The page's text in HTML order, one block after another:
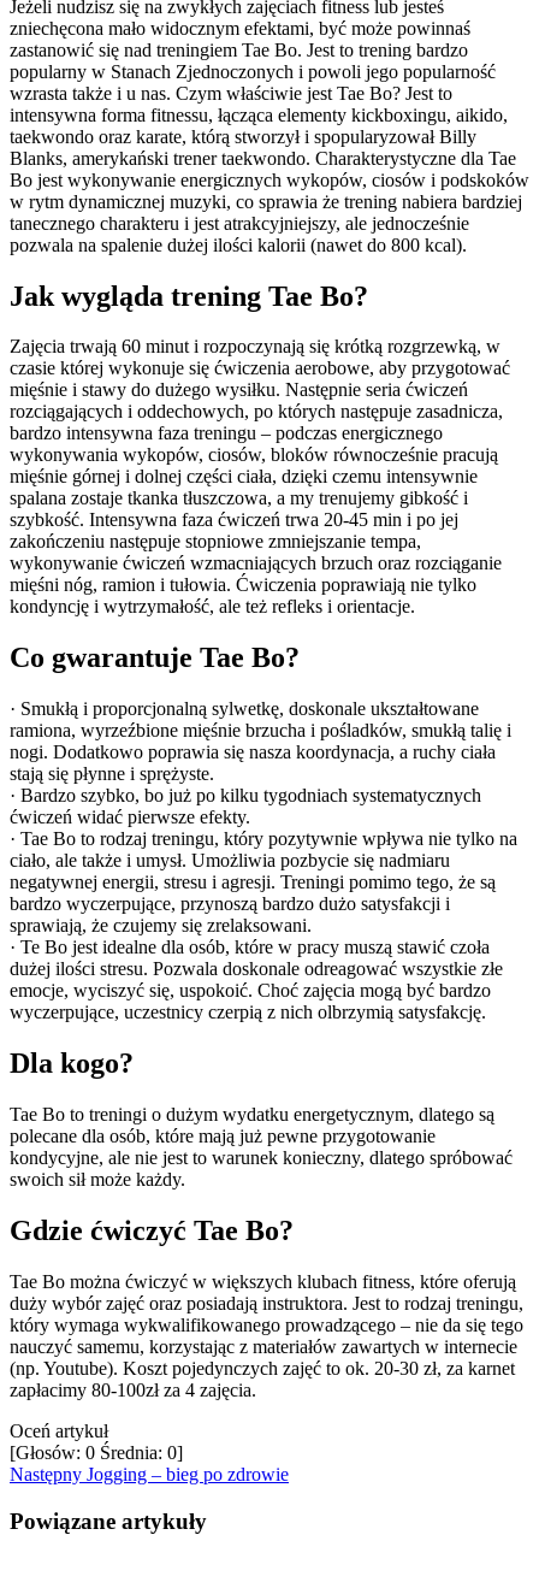
Jeżeli nudzisz się na zwykłych zajęciach fitness lub jesteś
zniechęcona mało widocznym efektami, być może powinnaś
zastanowić się nad treningiem Tae Bo. Jest to trening bardzo
popularny w Stanach Zjednoczonych i powoli jego popularność
wzrasta także i u nas. Czym właściwie jest Tae Bo? Jest to
intensywna forma fitnessu, łącząca elementy kickboxingu, aikido,
taekwondo oraz karate, którą stworzył i spopularyzował Billy
Blanks, amerykański trener taekwondo. Charakterystyczne dla Tae
Bo jest wykonywanie energicznych wykopów, ciosów i podskoków
w rytm dynamicznej muzyki, co sprawia że trening nabiera bardziej
tanecznego charakteru i jest atrakcyjniejszy, ale jednocześnie
pozwala na spalenie dużej ilości kalorii (nawet do 800 kcal).
Jak wygląda trening Tae Bo?
Zajęcia trwają 60 minut i rozpoczynają się krótką rozgrzewką, w
czasie której wykonuje się ćwiczenia aerobowe, aby przygotować
mięśnie i stawy do dużego wysiłku. Następnie seria ćwiczeń
rozciągających i oddechowych, po których następuje zasadnicza,
bardzo intensywna faza treningu – podczas energicznego
wykonywania wykopów, ciosów, bloków równocześnie pracują
mięśnie górnej i dolnej części ciała, dzięki czemu intensywnie
spalana zostaje tkanka tłuszczowa, a my trenujemy gibkość i
szybkość. Intensywna faza ćwiczeń trwa 20-45 min i po jej
zakończeniu następuje stopniowe zmniejszanie tempa,
wykonywanie ćwiczeń wzmacniających brzuch oraz rozciąganie
mięśni nóg, ramion i tułowia. Ćwiczenia poprawiają nie tylko
kondyncję i wytrzymałość, ale też refleks i orientacje.
Co gwarantuje Tae Bo?
· Smukłą i proporcjonalną sylwetkę, doskonale ukształtowane
ramiona, wyrzeźbione mięśnie brzucha i pośladków, smukłą talię i
nogi. Dodatkowo poprawia się nasza koordynacja, a ruchy ciała
stają się płynne i sprężyste.
· Bardzo szybko, bo już po kilku tygodniach systematycznych
ćwiczeń widać pierwsze efekty.
· Tae Bo to rodzaj treningu, który pozytywnie wpływa nie tylko na
ciało, ale także i umysł. Umożliwia pozbycie się nadmiaru
negatywnej energii, stresu i agresji. Treningi pomimo tego, że są
bardzo wyczerpujące, przynoszą bardzo dużo satysfakcji i
sprawiają, że czujemy się zrelaksowani.
· Te Bo jest idealne dla osób, które w pracy muszą stawić czoła
dużej ilości stresu. Pozwala doskonale odreagować wszystkie złe
emocje, wyciszyć się, uspokoić. Choć zajęcia mogą być bardzo
wyczerpujące, uczestnicy czerpią z nich olbrzymią satysfakcję.
Dla kogo?
Tae Bo to treningi o dużym wydatku energetycznym, dlatego są
polecane dla osób, które mają już pewne przygotowanie
kondycyjne, ale nie jest to warunek konieczny, dlatego spróbować
swoich sił może każdy.
Gdzie ćwiczyć Tae Bo?
Tae Bo można ćwiczyć w większych klubach fitness, które oferują
duży wybór zajęć oraz posiadają instruktora. Jest to rodzaj treningu,
który wymaga wykwalifikowanego prowadzącego – nie da się tego
nauczyć samemu, korzystając z materiałów zawartych w internecie
(np. Youtube). Koszt pojedynczych zajęć to ok. 20-30 zł, za karnet
zapłacimy 80-100zł za 4 zajęcia.
Oceń artykuł
[Głosów: 0 Średnia: 0]
Następny Jogging – bieg po zdrowie
Powiązane artykuły